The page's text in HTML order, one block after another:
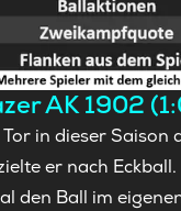
AK 1902
in dieser Saison
er nach Eckball.
den Ball im